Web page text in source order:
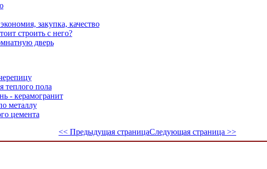
закупка, качество
строить с него?
дверь
теплого пола
- керамогранит
металлу
цемента
<< Предыдущая страницаСледующая страница >>